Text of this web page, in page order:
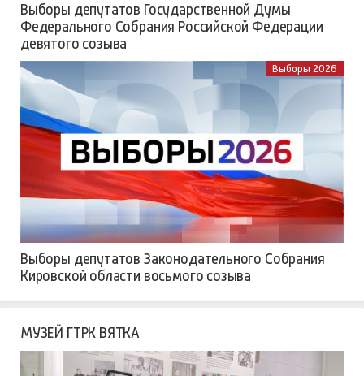
Выборы депутатов Государственной Думы
Федерального Собрания Российской Федерации
девятого созыва
Выборы 2026
Выборы депутатов Законодательного Собрания
Кировской области восьмого созыва
МУЗЕЙ ГТРК ВЯТКА